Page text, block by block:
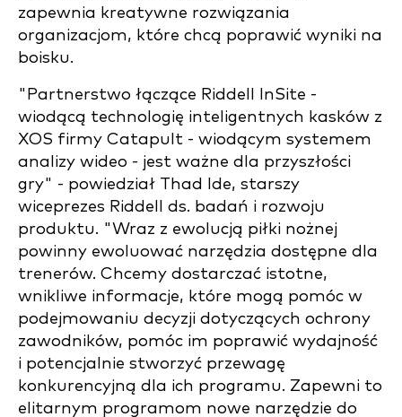
zapewnia kreatywne rozwiązania
organizacjom, które chcą poprawić wyniki na
boisku.
"Partnerstwo łączące Riddell InSite -
wiodącą technologię inteligentnych kasków z
XOS firmy Catapult - wiodącym systemem
analizy wideo - jest ważne dla przyszłości
gry" - powiedział Thad Ide, starszy
wiceprezes Riddell ds. badań i rozwoju
produktu. "Wraz z ewolucją piłki nożnej
powinny ewoluować narzędzia dostępne dla
trenerów. Chcemy dostarczać istotne,
wnikliwe informacje, które mogą pomóc w
podejmowaniu decyzji dotyczących ochrony
zawodników, pomóc im poprawić wydajność
i potencjalnie stworzyć przewagę
konkurencyjną dla ich programu. Zapewni to
elitarnym programom nowe narzędzie do